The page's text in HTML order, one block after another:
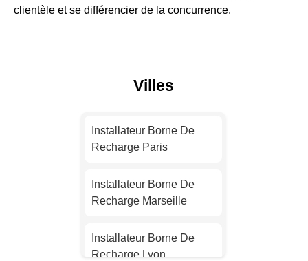
clientèle et se différencier de la concurrence.
Villes
Installateur Borne De
Recharge Paris
Installateur Borne De
Recharge Marseille
Installateur Borne De
Recharge Lyon